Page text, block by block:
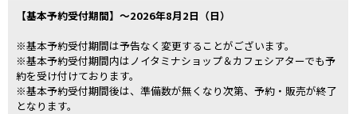
【基本予約受付期間】～2026年8月2日（日）
※基本予約受付期間は予告なく変更することがございます。
※基本予約受付期間内はノイタミナショップ＆カフェシアターでも予
約を受け付けております。
※基本予約受付期間後は、準備数が無くなり次第、予約・販売が終了
となります。